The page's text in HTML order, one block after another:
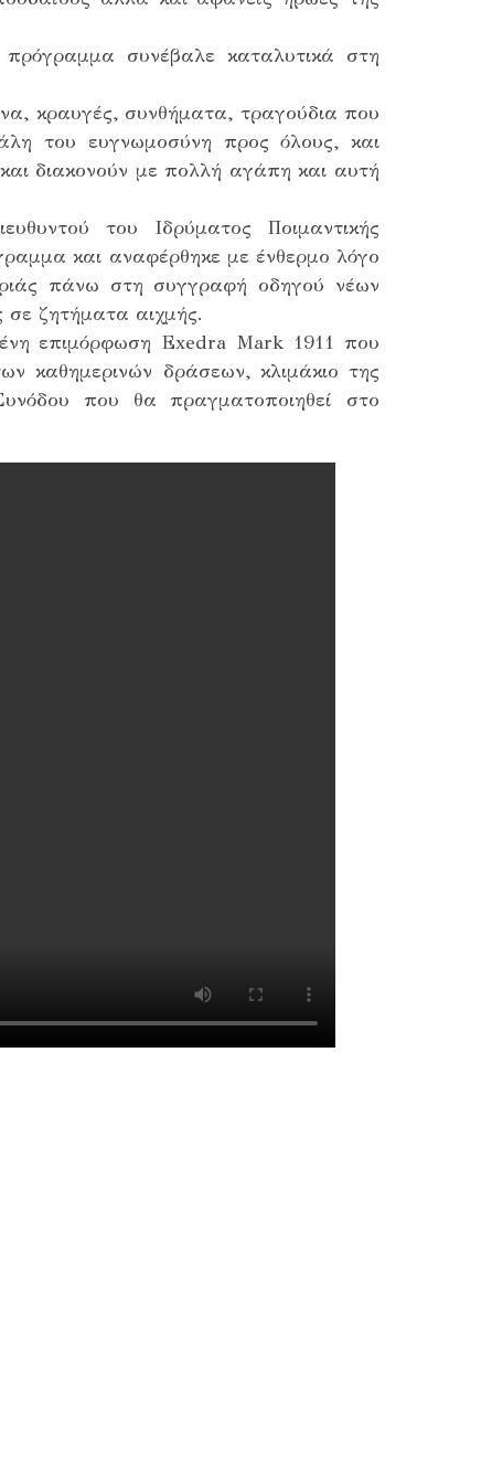
συνέβαλε καταλυτικά στη
κραυγές, συνθήματα, τραγούδια που
του ευγνωμοσύνη προς όλους, και
διακονούν με πολλή αγάπη και αυτή
του Ιδρύματος Ποιμαντικής
και αναφέρθηκε με ένθερμο λόγο
πάνω στη συγγραφή οδηγού νέων
ζητήματα αιχμής.
επιμόρφωση Exedra Mark 1911 που
καθημερινών δράσεων, κλιμάκιο της
που θα πραγματοποιηθεί στο